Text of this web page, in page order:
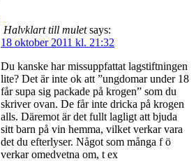
Halvklart till mulet says:
18 oktober 2011 kl. 21:32
Du kanske har missuppfattat lagstiftningen
lite? Det är inte ok att ”ungdomar under 18
får supa sig packade på krogen” som du
skriver ovan. De får inte dricka på krogen
alls. Däremot är det fullt lagligt att bjuda
sitt barn på vin hemma, vilket verkar vara
det du efterlyser. Något som många f ö
verkar omedvetna om, t ex